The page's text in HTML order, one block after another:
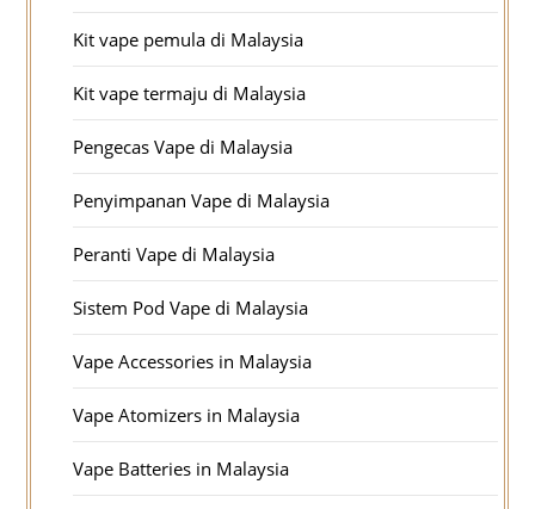
Kit vape pemula di Malaysia
Kit vape termaju di Malaysia
Pengecas Vape di Malaysia
Penyimpanan Vape di Malaysia
Peranti Vape di Malaysia
Sistem Pod Vape di Malaysia
Vape Accessories in Malaysia
Vape Atomizers in Malaysia
Vape Batteries in Malaysia